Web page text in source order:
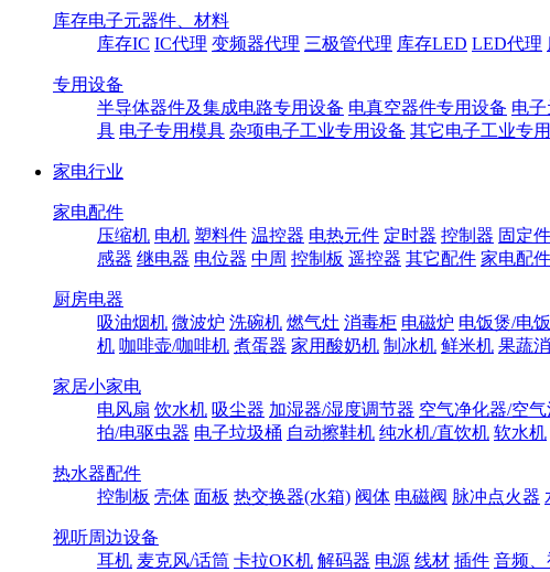
库存电子元器件、材料
库存IC IC代理 变频器代理 三极管代理 库存LED LED代理
专用设备
半导体器件及集成电路专用设备 电真空器件专用设备 电
具 电子专用模具 杂项电子工业专用设备 其它电子工业专
家电行业
家电配件
压缩机 电机 塑料件 温控器 电热元件 定时器 控制器 固定件
感器 继电器 电位器 中周 控制板 遥控器 其它配件 家电配件
厨房电器
吸油烟机 微波炉 洗碗机 燃气灶 消毒柜 电磁炉 电饭煲/电
机 咖啡壶/咖啡机 煮蛋器 家用酸奶机 制冰机 鲜米机 果蔬
家居小家电
电风扇 饮水机 吸尘器 加湿器/湿度调节器 空气净化器/空
拍/电驱虫器 电子垃圾桶 自动擦鞋机 纯水机/直饮机 软水机
热水器配件
控制板 壳体 面板 热交换器(水箱) 阀体 电磁阀 脉冲点火器
视听周边设备
耳机 麦克风/话筒 卡拉OK机 解码器 电源 线材 插件 音频